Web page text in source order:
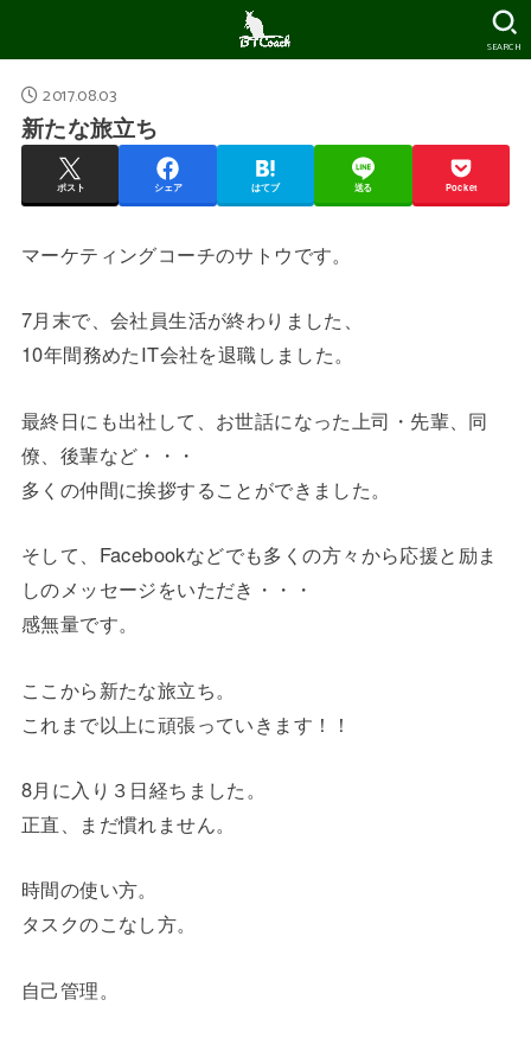
SEARCH
2017.08.03
新たな旅立ち
ポスト シェア はてブ 送る Pocket
マーケティングコーチのサトウです。
7月末で、会社員生活が終わりました、
10年間務めたIT会社を退職しました。
最終日にも出社して、お世話になった上司・先輩、同
僚、後輩など・・・
多くの仲間に挨拶することができました。
そして、Facebookなどでも多くの方々から応援と励ま
しのメッセージをいただき・・・
感無量です。
ここから新たな旅立ち。
これまで以上に頑張っていきます！！
8月に入り３日経ちました。
正直、まだ慣れません。
時間の使い方。
タスクのこなし方。
自己管理。